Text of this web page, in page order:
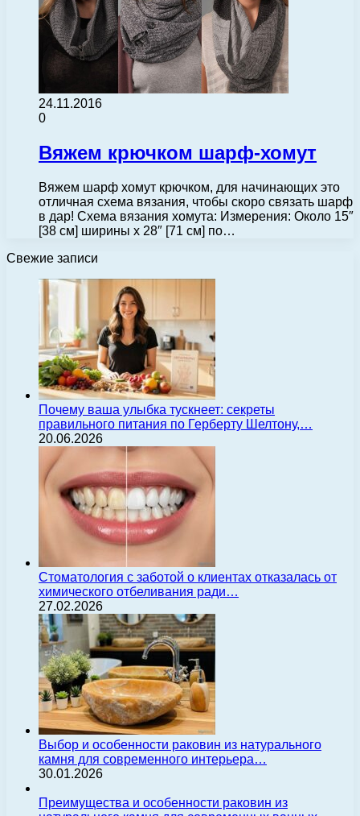
24.11.2016
0
Вяжем крючком шарф-хомут
Вяжем шарф хомут крючком, для начинающих это
отличная схема вязания, чтобы скоро связать шарф
в дар! Схема вязания хомута: Измерения: Около 15″
[38 см] ширины x 28″ [71 см] по…
Свежие записи
Почему ваша улыбка тускнеет: секреты
правильного питания по Герберту Шелтону,…
20.06.2026
Стоматология с заботой о клиентах отказалась от
химического отбеливания ради…
27.02.2026
Выбор и особенности раковин из натурального
камня для современного интерьера…
30.01.2026
Преимущества и особенности раковин из